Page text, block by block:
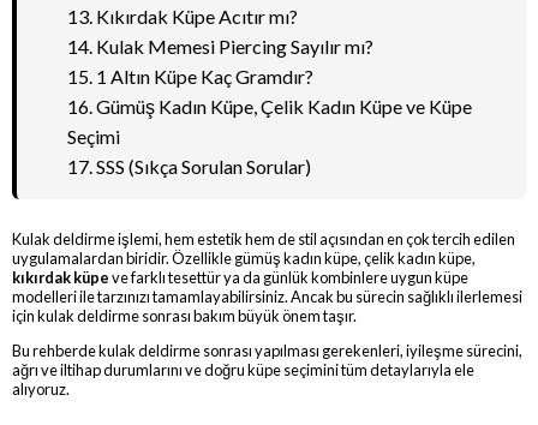
13. Kıkırdak Küpe Acıtır mı?
14. Kulak Memesi Piercing Sayılır mı?
15. 1 Altın Küpe Kaç Gramdır?
16. Gümüş Kadın Küpe, Çelik Kadın Küpe ve Küpe
Seçimi
17. SSS (Sıkça Sorulan Sorular)
Kulak deldirme işlemi, hem estetik hem de stil açısından en çok tercih edilen
uygulamalardan biridir. Özellikle gümüş kadın küpe, çelik kadın küpe,
kıkırdak küpeve farklı tesettür ya da günlük kombinlere uygun küpe
modelleri ile tarzınızı tamamlayabilirsiniz. Ancak bu sürecin sağlıklı ilerlemesi
için kulak deldirme sonrası bakım büyük önem taşır.
Bu rehberde kulak deldirme sonrası yapılması gerekenleri, iyileşme sürecini,
ağrı ve iltihap durumlarını ve doğru küpe seçimini tüm detaylarıyla ele
alıyoruz.